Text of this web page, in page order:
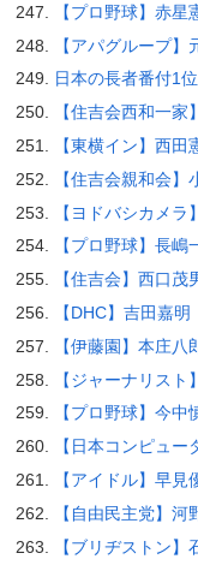
【プロ野球】赤星
【アパグループ
日本の長者番付1
【住吉会西和一家
【東横イン】西田
【住吉会親和会】
【ヨドバシカメラ
【プロ野球】長嶋
【住吉会】西口茂
【DHC】吉田嘉明
【伊藤園】本庄八
【ジャーナリスト
【プロ野球】今中
【日本コンピュ
【アイドル】早見
【自由民主党】河
【ブリヂストン